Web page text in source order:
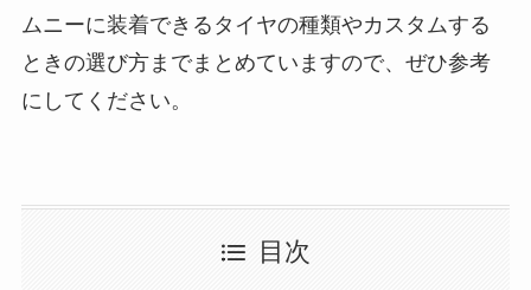
ムニーに装着できるタイヤの種類やカスタムする
ときの選び方までまとめていますので、ぜひ参考
にしてください。
目次